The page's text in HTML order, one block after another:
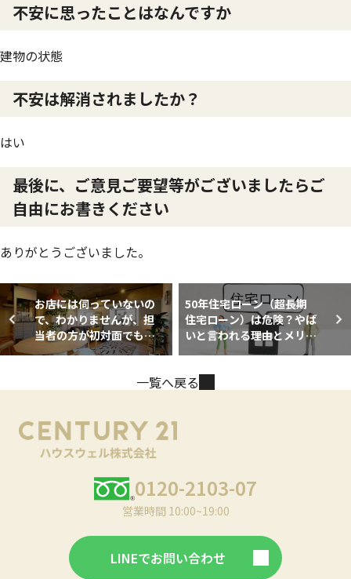
不安に思ったことはなんですか
建物の状態
不安は解消されましたか？
はい
最後に、ご意見ご要望等がございましたらご
自由にお書きください
ありがとうございました。
お店には伺っていないの
で、わかりませんが、担
当者の方が初対面でも話
しやすく、親切で色々相
50年住宅ローン（超長期
住宅ローン）は危険？やば
いと言われる理由とメリッ
ト・デメリット
一覧へ戻る
0120-2103-07
営業時間 10:00~19:00
LINEでお問い合わせ